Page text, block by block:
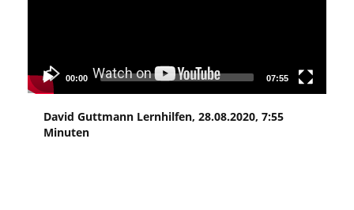
00:00 07:55
David Guttmann Lernhilfen, 28.08.2020, 7:55
Minuten